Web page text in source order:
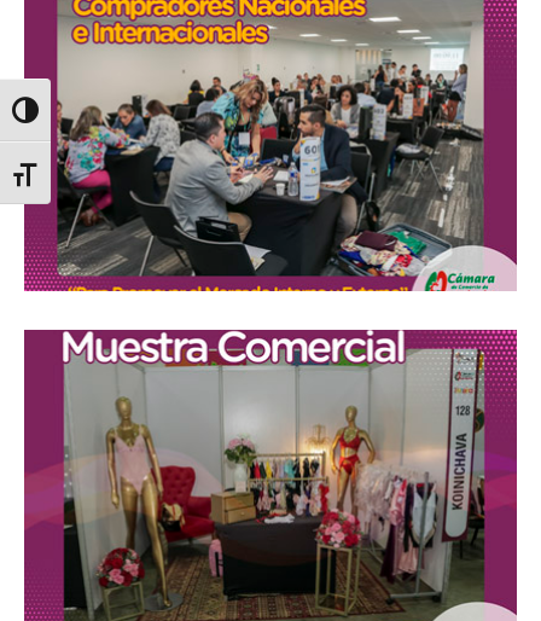
Alternar alto contraste
Alternar tamaño de letra